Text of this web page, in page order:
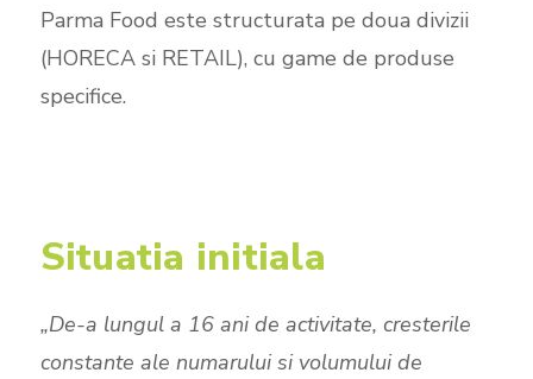
Parma Food este structurata pe doua divizii
(HORECA si RETAIL), cu game de produse
specifice.
Situatia initiala
„De-a lungul a 16 ani de activitate, cresterile
constante ale numarului si volumului de